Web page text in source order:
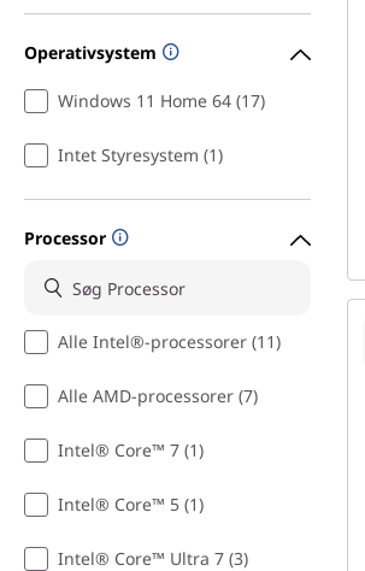
n
æ
m
u
Operativsystem
Windows 11 Home 64 (17)
Intet Styresystem (1)
Processor
Alle Intel®-processorer (11)
Alle AMD-processorer (7)
Intel® Core™ 7 (1)
Intel® Core™ 5 (1)
Intel® Core™ Ultra 7 (3)